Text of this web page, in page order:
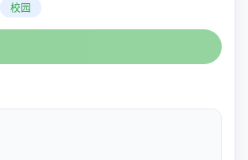
校园